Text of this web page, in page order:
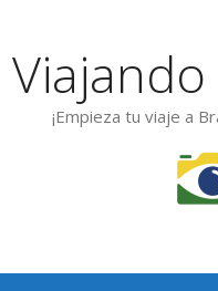
¡Empieza tu viaje a